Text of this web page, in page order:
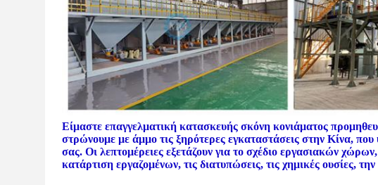
Είμαστε επαγγελματική κατασκευής σκόνη κονιάματος
στρώνουμε με άμμο τις ξηρότερες εγκαταστάσεις στην Κίνα, που
σας. Οι λεπτομέρειες εξετάζουν για το σχέδιο εργασιακών
κατάρτιση εργαζομένων, τις διατυπώσεις, τις χημικές ουσίες,